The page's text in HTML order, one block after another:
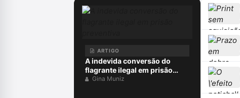
ARTIGO
A indevida conversão do
flagrante ilegal em prisão
preventiva
Gina Muniz